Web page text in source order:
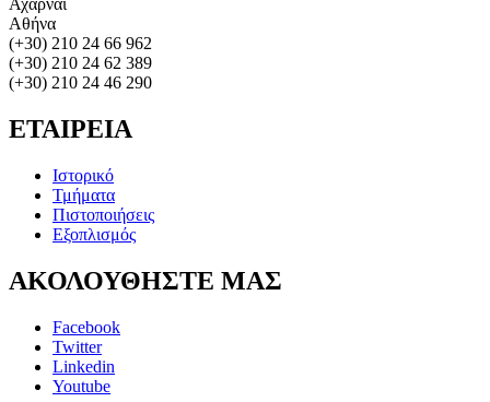
Αχαρναί
Αθήνα
(+30) 210 24 66 962
(+30) 210 24 62 389
(+30) 210 24 46 290
ΕΤΑΙΡΕΙΑ
Ιστορικό
Τμήματα
Πιστοποιήσεις
Εξοπλισμός
ΑΚΟΛΟΥΘΗΣΤΕ ΜΑΣ
Facebook
Twitter
Linkedin
Youtube